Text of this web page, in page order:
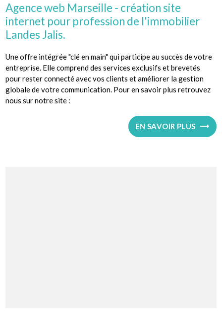
Agence web Marseille - création site
internet pour profession de l'immobilier
Landes Jalis.
Une offre intégrée "clé en main" qui participe au succès de votre
entreprise. Elle comprend des services exclusifs et brevetés
pour rester connecté avec vos clients et améliorer la gestion
globale de votre communication. Pour en savoir plus retrouvez
nous sur notre site :
EN SAVOIR PLUS